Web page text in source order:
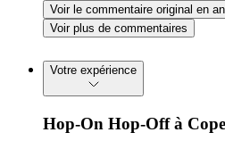
Voir le commentaire original en
Voir plus de commentaires
Votre expérience
Hop-On Hop-Off à